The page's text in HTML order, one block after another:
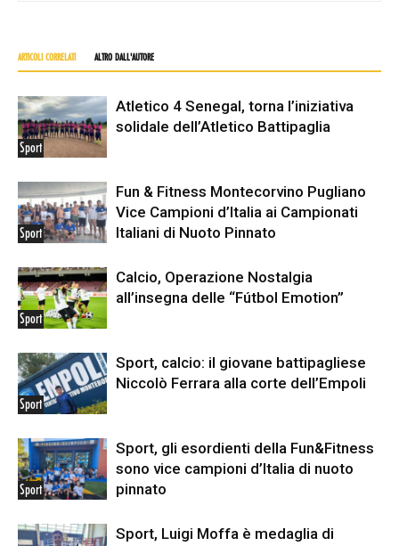
ARTICOLI CORRELATI ALTRO DALL'AUTORE
Sport
Atletico 4 Senegal, torna l’iniziativa
solidale dell’Atletico Battipaglia
Sport
Fun & Fitness Montecorvino Pugliano
Vice Campioni d’Italia ai Campionati
Italiani di Nuoto Pinnato
Sport
Calcio, Operazione Nostalgia
all’insegna delle “Fútbol Emotion”
Sport
Sport, calcio: il giovane battipagliese
Niccolò Ferrara alla corte dell’Empoli
Sport
Sport, gli esordienti della Fun&Fitness
sono vice campioni d’Italia di nuoto
pinnato
Sport, Luigi Moffa è medaglia di